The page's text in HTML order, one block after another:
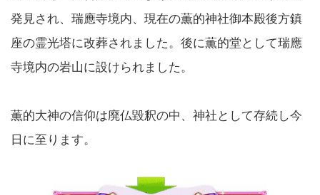
発見され、瑞應寺境内、現在の薫的神社御本殿後方鎮
座の霊光塔に改葬されました。後に薫的堂として瑞應
寺境内の岩山に設けられました。
薫的大神の信仰は廃仏毀釈の中、神社として存続し今
日に至ります。